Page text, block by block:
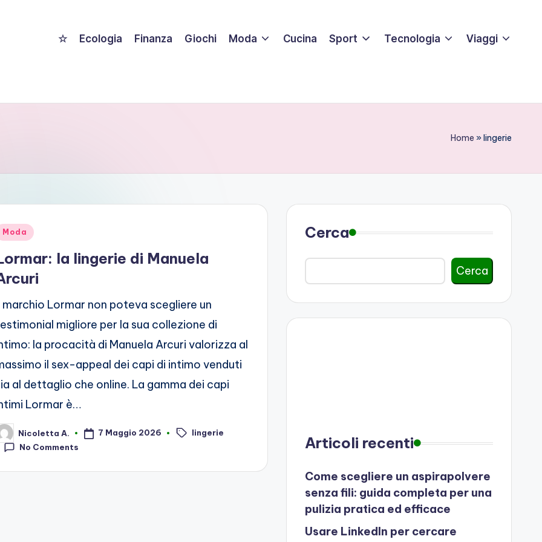
☆ Ecologia Finanza Giochi Moda Cucina Sport Tecnologia Viaggi
Home »lingerie
Moda
la lingerie di Manuela
marchio Lormar non poteva scegliere un
migliore per la sua collezione di
la procacità di Manuela Arcuri valorizza al
il sex-appeal dei capi di intimo venduti
al dettaglio che online. La gamma dei capi
Lormar è…
Nicoletta A. 7 Maggio 2026
Tags:
lingerie
No Comments
Cerca
Cerca
Articoli recenti
Come scegliere un aspirapolvere
senza fili: guida completa per una
pulizia pratica ed efficace
Usare LinkedIn per cercare